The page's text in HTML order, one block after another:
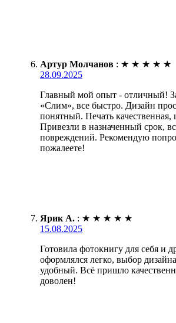
Артур Молчанов : ★ ★ ★ ★ ★
28.09.2025
Главный мой опыт - отличный!
«Слим», все быстро. Дизайн
понятный. Печать качественная,
Привезли в назначенный срок,
повреждений. Рекомендую
пожалеете!
Ярик А. : ★ ★ ★ ★ ★
15.08.2025
Готовила фотокнигу для себя и
оформлялся легко, выбор
удобный. Всё пришло
доволен!